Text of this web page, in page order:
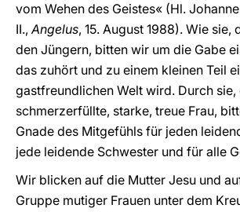
vom Wehen des Geistes« (Hl.
II.,Angelus, 15. August 1988). Wie sie,
den Jüngern, bitten wir um die Gabe
das zuhört und zu einem kleinen Teil
gastfreundlichen Welt wird. Durch sie,
schmerzerfüllte, starke, treue Frau,
Gnade des Mitgefühls für jeden
jede leidende Schwester und für alle
Wir blicken auf die Mutter Jesu und
Gruppe mutiger Frauen unter dem